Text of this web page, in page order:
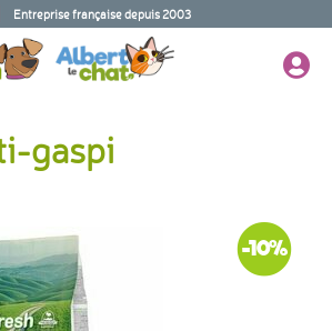
Entreprise française depuis 2003
gaspi
-10%